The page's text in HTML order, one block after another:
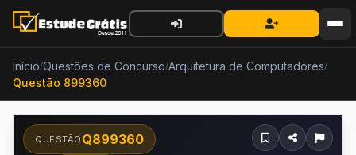
Início/Questões de Concurso/Arquitetura de Computadores/
Questão 899360
QUESTÃO Q899360